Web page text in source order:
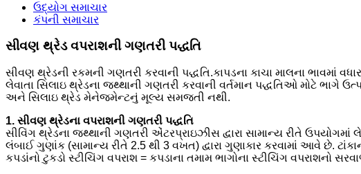
ઉદ્યોગ સમાચાર
કંપની સમાચાર
સીવણ થ્રેડ વપરાશની ગણતરી પદ્ધતિ
સીવણ થ્રેડની રકમની ગણતરી કરવાની પદ્ધતિ.કાપડના કાચા માલના ભાવમાં
લેવાતા સિલાઇ થ્રેડના જથ્થાની ગણતરી કરવાની વર્તમાન પદ્ધતિઓ મોટે ભાગે
અને સિલાઇ થ્રેડ મેનેજમેન્ટનું મૂલ્ય સમજતી નથી.
1. સીવણ થ્રેડના વપરાશની ગણતરી પદ્ધતિ
સીવિંગ થ્રેડના જથ્થાની ગણતરી એંટરપ્રાઇઝીસ દ્વારા સામાન્ય રીતે
લંબાઈ ગુણાંક (સામાન્ય રીતે 2.5 થી 3 વખત) દ્વારા ગુણાકાર કરવામાં આવે છે.
કપડાંનો ટુકડો સ્ટીચિંગ વપરાશ = કપડાના તમામ ભાગોના સ્ટીચિંગ વપરાશનો